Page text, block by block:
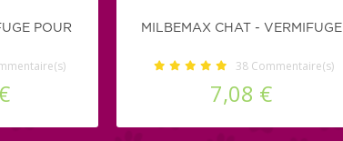
POUR
MILBEMAX CHAT - VERMIFUGE
38 Commentaire(s)
7,08 €